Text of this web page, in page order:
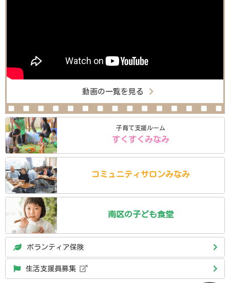
動画の一覧を見る
子育て支援ルーム
すくすくみなみ
コミュニティ サロンみなみ
南区の子ども食堂
ボランティア保険
生活支援員募集